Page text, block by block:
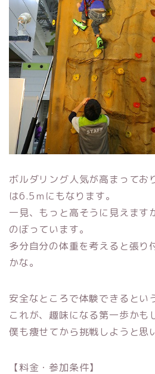
ボルダリング人気が高まってお
は6.5ｍにもなります。
一見、もっと高そうに見えます
のぼっています。
多分自分の体重を考えると張り
かな。
安全なところで体験できるとい
これが、趣味になる第一歩かも
僕も痩せてから挑戦しようと思
【料金・参加条件】